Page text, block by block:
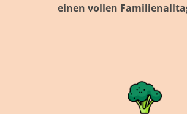
einen vollen